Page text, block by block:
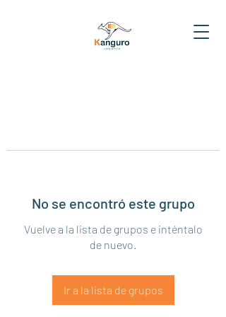
No se encontró este grupo
Vuelve a la lista de grupos e inténtalo
de nuevo.
Ir a la lista de grupos